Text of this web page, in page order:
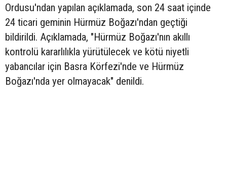
Ordusu'ndan yapılan açıklamada, son 24 saat içinde
24 ticari geminin Hürmüz Boğazı'ndan geçtiği
bildirildi. Açıklamada, "Hürmüz Boğazı'nın akıllı
kontrolü kararlılıkla yürütülecek ve kötü niyetli
yabancılar için Basra Körfezi'nde ve Hürmüz
Boğazı'nda yer olmayacak" denildi.